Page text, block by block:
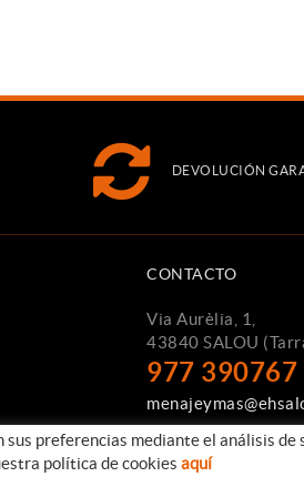
DEVOLUCIÓN
CONTACTO
Via Aurèlia, 1,
43840 SALOU
977 390767
preferencias mediante el análisis de
política de cookies aquí